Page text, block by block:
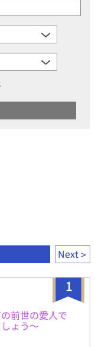
Next
1
前世の愛人で
ょう〜